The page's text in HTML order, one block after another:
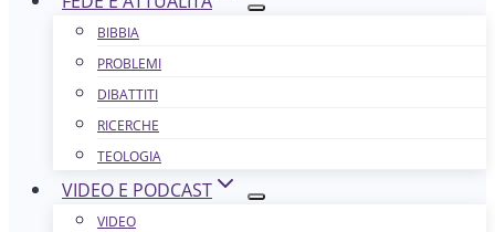
BIBBIA
PROBLEMI
DIBATTITI
RICERCHE
TEOLOGIA
VIDEO E PODCAST
VIDEO